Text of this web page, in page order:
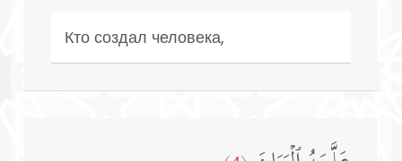
Кто создал человека,